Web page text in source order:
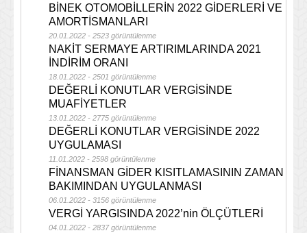
BİNEK OTOMOBİLLERİN 2022 GİDERLERİ VE
AMORTİSMANLARI
20.01.2022 - 2523 görüntülenme
NAKİT SERMAYE ARTIRIMLARINDA 2021
İNDİRİM ORANI
18.01.2022 - 2501 görüntülenme
DEĞERLİ KONUTLAR VERGİSİNDE
MUAFİYETLER
13.01.2022 - 2775 görüntülenme
DEĞERLİ KONUTLAR VERGİSİNDE 2022
UYGULAMASI
11.01.2022 - 2598 görüntülenme
FİNANSMAN GİDER KISITLAMASININ ZAMAN
BAKIMINDAN UYGULANMASI
06.01.2022 - 3156 görüntülenme
VERGİ YARGISINDA 2022’nin ÖLÇÜTLERİ
04.01.2022 - 2837 görüntülenme